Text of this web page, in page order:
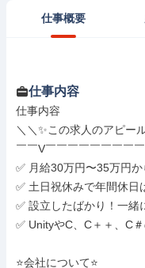
仕事概要
仕事内容
仕事内容
＼＼✨この求人のアピー
￣￣V￣￣￣￣￣￣￣￣
✅ 月給30万円〜35万円か
✅ 土日祝休みで年間休日
✅ 設立したばかり！一緒
✅ UnityやC、C＋＋、C
⭐会社について⭐